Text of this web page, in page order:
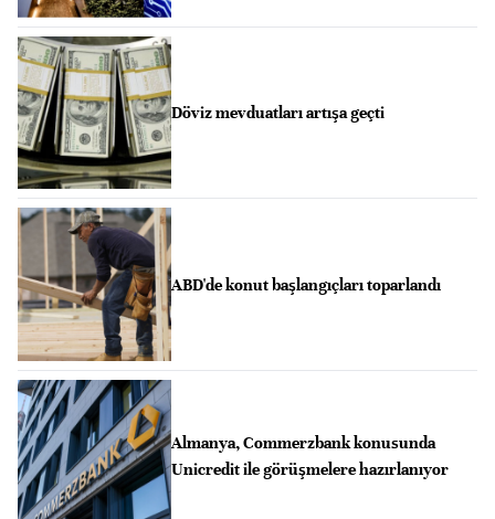
Döviz mevduatları artışa geçti
ABD'de konut başlangıçları toparlandı
Almanya, Commerzbank konusunda
Unicredit ile görüşmelere hazırlanıyor